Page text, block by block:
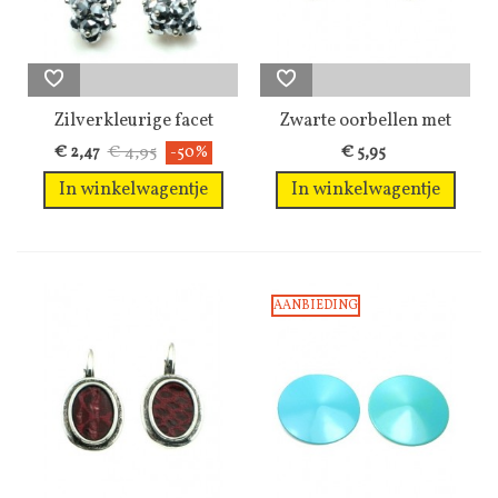
Zilverkleurige facet
glaskralen...
€ 2,47 € 4,95 -50%
In winkelwagentje
Zwarte oorbellen met
zwarte strass
€ 5,95
In winkelwagentje
AANBIEDING